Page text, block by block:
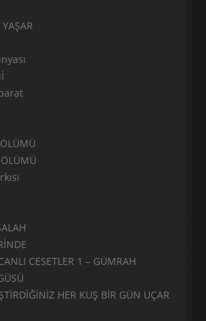
CESETLER 1 – GÜMRAH
HER KUŞ BİR GÜN UÇAR